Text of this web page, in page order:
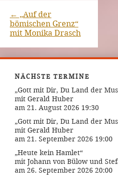
← „Auf der
bömischen Grenz“
mit Monika Drasch
NÄCHSTE TERMINE
„Gott mit Dir, Du Land der
mit Gerald Huber
am 21. August 2026 19:30
„Gott mit Dir, Du Land der
mit Gerald Huber
am 21. September 2026 19:00
„Heute kein Hamlet“
mit Johann von Bülow und
am 26. September 2026 20:00